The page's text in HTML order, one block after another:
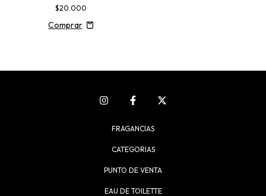
$20.000
FRAGANCIAS
CATEGORIAS
PUNTO DE VENTA
EAU DE TOILETTE